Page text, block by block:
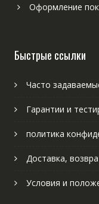
Оформление
Быстрые ссылки
Часто
Гарантии и
политика
Доставка,
Условия и